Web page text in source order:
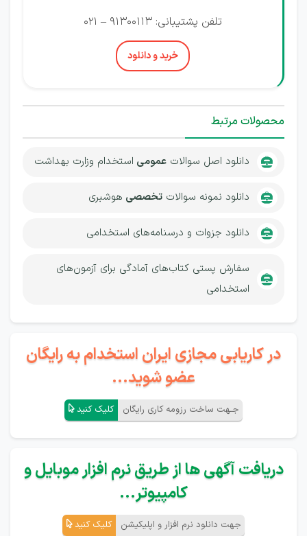
تلفن پشتیبانی: 91300113 – 021
خرید و دانلود
محصولات مرتبط
دانلود اصل سوالات عمومی استخدام وزارت بهداشت
دانلود نمونه سوالات تخصصی هوشبری
دانلود جزوات و درسنامه‌های استخدامی
سفارش پستی کتاب‌های آمادگی برای آزمون‌های
استخدامی
در کاریابی مجازی ایران استخدام به رایگان
عضو شوید...
جـهت ساخت رزومه کاری رایگان کلیک کنید
دریافت آگهی ها از طریق نرم افزار موبایل و
کامپیوتر...
جهت دانلود نرم افزار و اپلیکیشن کلیک کنید